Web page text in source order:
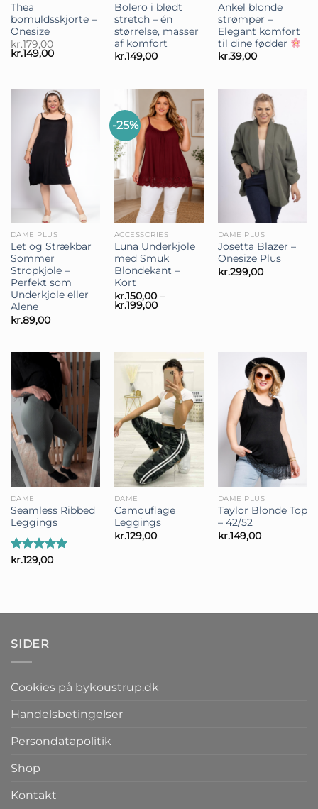
Thea
bomuldsskjorte –
Onesize
kr.179,00
Den
oprindelige
kr.179,00.
kr.149,00Den
kr.149,00.
Bolero i blødt
stretch – én
størrelse, masser
af komfort
kr.149,00
Ankel blonde
strømper –
Elegant komfort
til dine fødder
kr.39,00
DAME PLUS
Let og Strækbar
Sommer
Stropkjole –
Perfekt som
Underkjole eller
Alene
kr.89,00
-25%
ACCESSORIES
Luna Underkjole
med Smuk
Blondekant –
Kort
kr.150,00 –
kr.199,00Prisinterval:
DAME PLUS
Josetta Blazer –
Onesize Plus
kr.299,00
DAME
Seamless Ribbed
Leggings
Vurderet
kr.129,00
DAME
Camouflage
Leggings
kr.129,00
DAME PLUS
Taylor Blonde Top
– 42/52
kr.149,00
SIDER
Cookies på bykoustrup.dk
Handelsbetingelser
Persondatapolitik
Shop
Kontakt